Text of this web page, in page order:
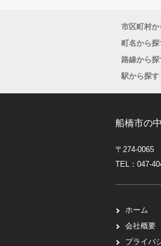
市区町村か
町名から探
路線から探
駅から探す
船橋市の
〒274-0065
TEL：047-
ホーム
会社概要
プライバ